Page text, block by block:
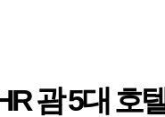
괌 5대 호